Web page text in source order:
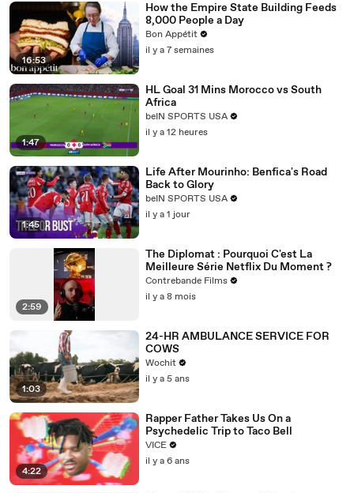
16:53
How the Empire State Building Feeds
8,000 People a Day
Bon Appétit
il y a 7 semaines
1:47
HL Goal 31 Mins Morocco vs South
Africa
beIN SPORTS USA
il y a 12 heures
1:45
Life After Mourinho: Benfica's Road
Back to Glory
beIN SPORTS USA
il y a 1 jour
2:59
The Diplomat : Pourquoi C'est La
Meilleure Série Netflix Du Moment ?
Contrebande Films
il y a 8 mois
1:03
24-HR AMBULANCE SERVICE FOR
COWS
Wochit
il y a 5 ans
4:22
Rapper Father Takes Us On a
Psychedelic Trip to Taco Bell
VICE
il y a 6 ans